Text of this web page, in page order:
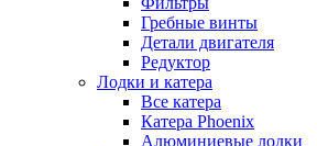
Гребные винты
Детали двигателя
Редуктор
Лодки и катера
Все катера
Катера Phoenix
Алюминиевые лодки